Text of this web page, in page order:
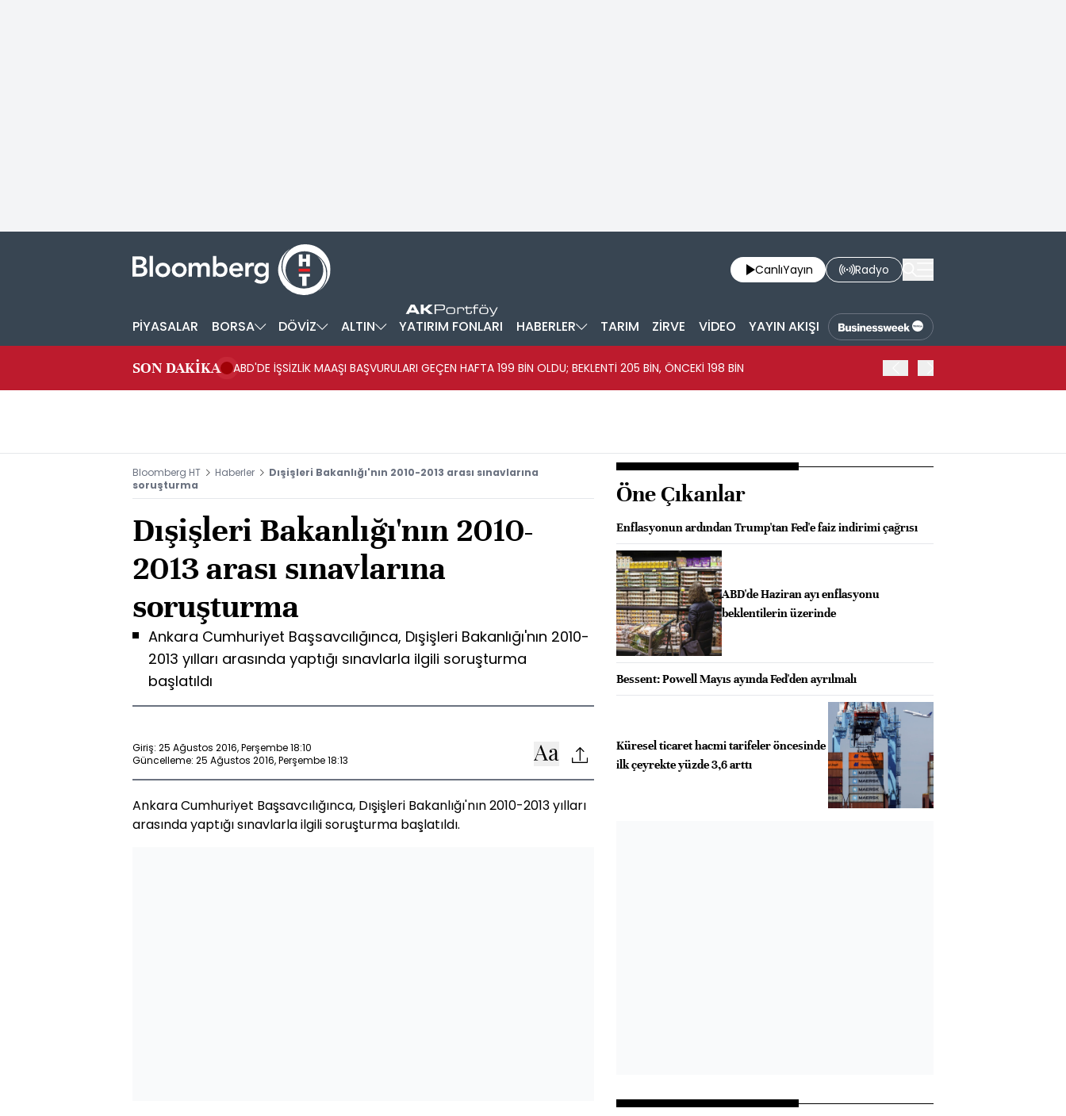
CanlıYayın Radyo
PİYASALAR BORSA DÖVİZ ALTIN YATIRIM FONLARI HABERLER TARIM ZİRVE VİDEO YAYIN AKIŞI
SON DAKİKA ABD'DE İŞSİZLİK MAAŞI BAŞVURULARI GEÇEN HAFTA 199 BİN OLDU; BEKLENTİ 205 BİN, ÖNCEKİ 198 BİN
Bloomberg HT Haberler
Dışişleri Bakanlığı'nın 2010-2013 arası sınavlarına
soruşturma
Dışişleri Bakanlığı'nın 2010-
2013 arası sınavlarına
soruşturma
Ankara Cumhuriyet Başsavcılığınca, Dışişleri Bakanlığı'nın 2010-
2013 yılları arasında yaptığı sınavlarla ilgili soruşturma
başlatıldı
Giriş: 25 Ağustos 2016, Perşembe 18:10
Güncelleme: 25 Ağustos 2016, Perşembe 18:13
Ankara Cumhuriyet Başsavcılığınca, Dışişleri Bakanlığı'nın 2010-2013 yılları
arasında yaptığı sınavlarla ilgili soruşturma başlatıldı.
Öne Çıkanlar
Enflasyonun ardından Trump'tan Fed'e faiz indirimi çağrısı
ABD'de Haziran ayı enflasyonu
beklentilerin üzerinde
Bessent: Powell Mayıs ayında Fed'den ayrılmalı
Küresel ticaret hacmi tarifeler öncesinde
ilk çeyrekte yüzde 3,6 arttı